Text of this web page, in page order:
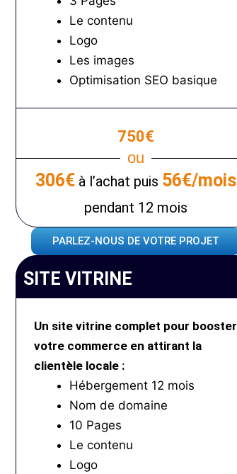
Le contenu
Logo
Les images
Optimisation SEO basique
750€
ou
306€à l’achat puis 56€/mois
pendant 12 mois
PARLEZ-NOUS DE VOTRE PROJET
SITE VITRINE
Un site vitrine complet pour booster
votre commerce en attirant la
clientèle locale :
Hébergement 12 mois
Nom de domaine
10 Pages
Le contenu
Logo